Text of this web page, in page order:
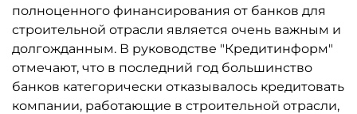
полноценного финансирования от банков для
строительной отрасли является очень важным и
долгожданным. В руководстве "Кредитинформ"
отмечают, что в последний год большинство
банков категорически отказывалось кредитовать
компании, работающие в строительной отрасли,